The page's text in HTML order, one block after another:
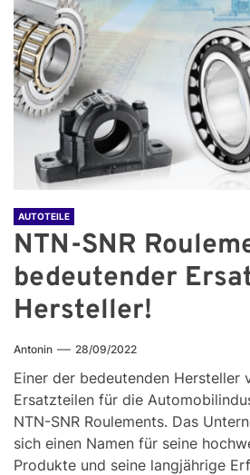
AUTOTEILE
NTN-SNR
bedeutender
Hersteller!
Antonin 28/09/2022
Einer der bedeutenden Hersteller
Ersatzteilen für die
NTN-SNR Roulements. Das
sich einen Namen für seine
Produkte und seine langjährige